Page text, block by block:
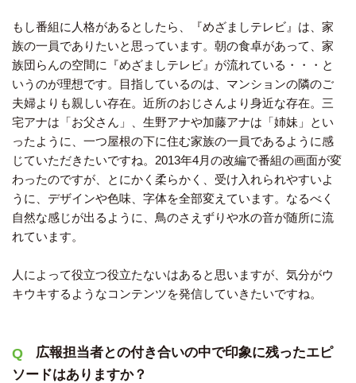
もし番組に人格があるとしたら、『めざましテレビ』は、家
族の一員でありたいと思っています。朝の食卓があって、家
族団らんの空間に『めざましテレビ』が流れている・・・と
いうのが理想です。目指しているのは、マンションの隣のご
夫婦よりも親しい存在。近所のおじさんより身近な存在。三
宅アナは「お父さん」、生野アナや加藤アナは「姉妹」とい
ったように、一つ屋根の下に住む家族の一員であるように感
じていただきたいですね。2013年4月の改編で番組の画面が変
わったのですが、とにかく柔らかく、受け入れられやすいよ
うに、デザインや色味、字体を全部変えています。なるべく
自然な感じが出るように、鳥のさえずりや水の音が随所に流
れています。
人によって役立つ役立たないはあると思いますが、気分がウ
キウキするようなコンテンツを発信していきたいですね。
広報担当者との付き合いの中で印象に残ったエピ
ソードはありますか？